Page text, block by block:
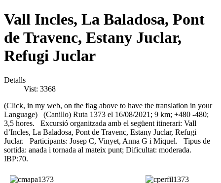
Vall Incles, La Baladosa, Pont
de Travenc, Estany Juclar,
Refugi Juclar
Detalls
Vist: 3368
(Click, in my web, on the flag above to have the translation in your
Language) (Canillo) Ruta 1373 el 16/08/2021; 9 km; +480 -480;
3,5 hores. Excursió organitzada amb el següent itinerari: Vall
d’Incles, La Baladosa, Pont de Travenc, Estany Juclar, Refugi
Juclar. Participants: Josep C, Vinyet, Anna G i Miquel. Tipus de
sortida: anada i tornada al mateix punt; Dificultat: moderada.
IBP:70.